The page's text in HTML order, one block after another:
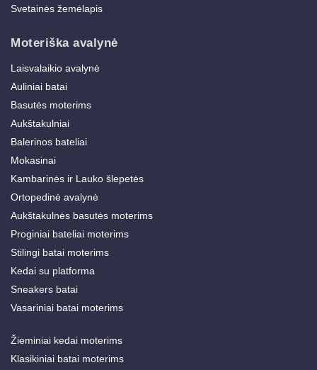
Svetainės žemėlapis
Moteriška avalynė
Laisvalaikio avalynė
Auliniai batai
Basutės moterims
Aukštakulniai
Balerinos bateliai
Mokasinai
Kambarinės ir Lauko šlepetės
Ortopedinė avalynė
Aukštakulnės basutės moterims
Proginiai bateliai moterims
Stilingi batai moterims
Kedai su platforma
Sneakers batai
Vasariniai batai moterims
Žieminiai kedai moterims
Klasikiniai batai moterims